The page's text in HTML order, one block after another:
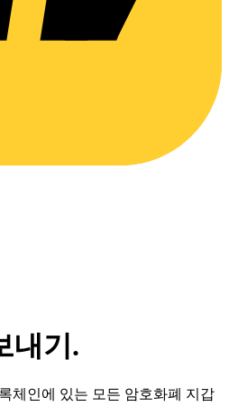
내기.
체인에 있는 모든 암호화폐 지갑